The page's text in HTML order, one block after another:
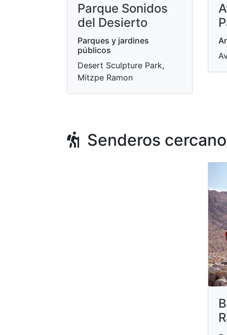
Parque Sonidos
del Desierto
Parques y jardines
públicos
Desert Sculpture Park,
Mitzpe Ramon
Senderos